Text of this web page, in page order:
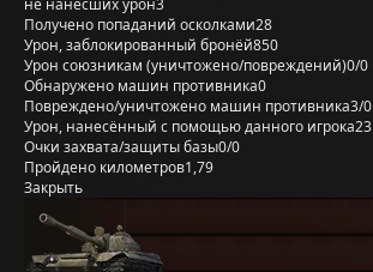
не нанёсших урон3
Получено попаданий осколками28
Урон, заблокированный бронёй850
Урон союзникам (уничтожено/повреждений)0/0
Обнаружено машин противника0
Повреждено/уничтожено машин противника3/0
Урон, нанесённый с помощью данного игрока23
Очки захвата/защиты базы0/0
Пройдено километров1,79
Закрыть